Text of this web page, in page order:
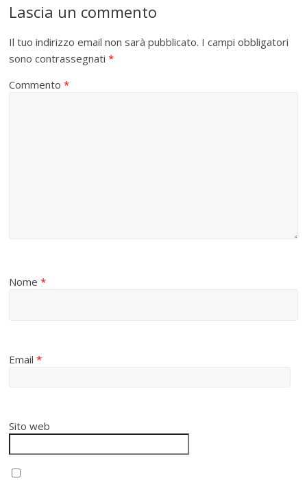
Lascia un commento
Il tuo indirizzo email non sarà pubblicato. I campi obbligatori
sono contrassegnati*
Commento*
Nome*
Email*
Sito web